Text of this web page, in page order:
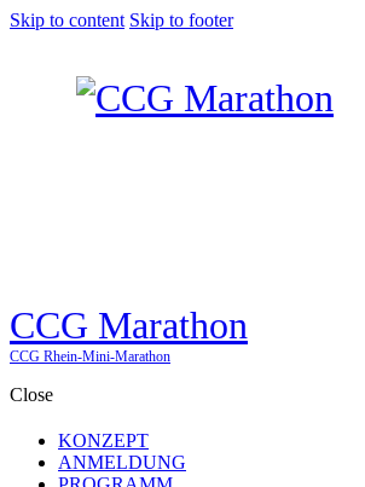
Skip to content Skip to footer
CCG Marathon
CCG Rhein-Mini-Marathon
Close
KONZEPT
ANMELDUNG